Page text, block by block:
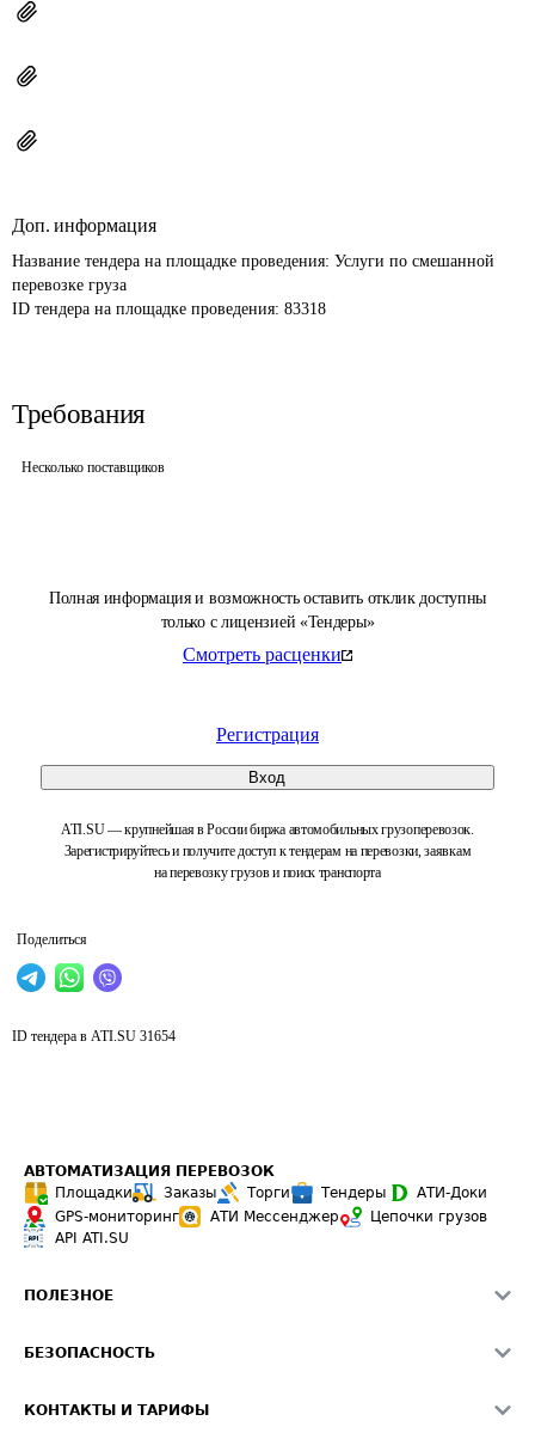
Полная информация и возможность оставить отклик доступны
только с лицензией «Тендеры»
Смотреть расценки
Регистрация
Вход
ATI.SU — крупнейшая в России биржа автомобильных грузоперевозок.
Зарегистрируйтесь и получите доступ к тендерам на перевозки, заявкам
на перевозку грузов и поиск транспорта
Поделиться
Доп. информация
Название тендера на площадке проведения: Услуги по смешанной
перевозке груза
ID тендера на площадке проведения: 83318
Требования
Несколько поставщиков
ID тендера в ATI.SU 31654
АВТОМАТИЗАЦИЯ ПЕРЕВОЗОК
Площадки
Заказы Торги Тендеры
АТИ-Доки
GPS-мониторинг
АТИ Мессенджер
Цепочки грузов
API ATI.SU
ПОЛЕЗНОЕ
Звезды ATI.SU на вашем сайте
БЕЗОПАСНОСТЬ
КОНТАКТЫ И ТАРИФЫ